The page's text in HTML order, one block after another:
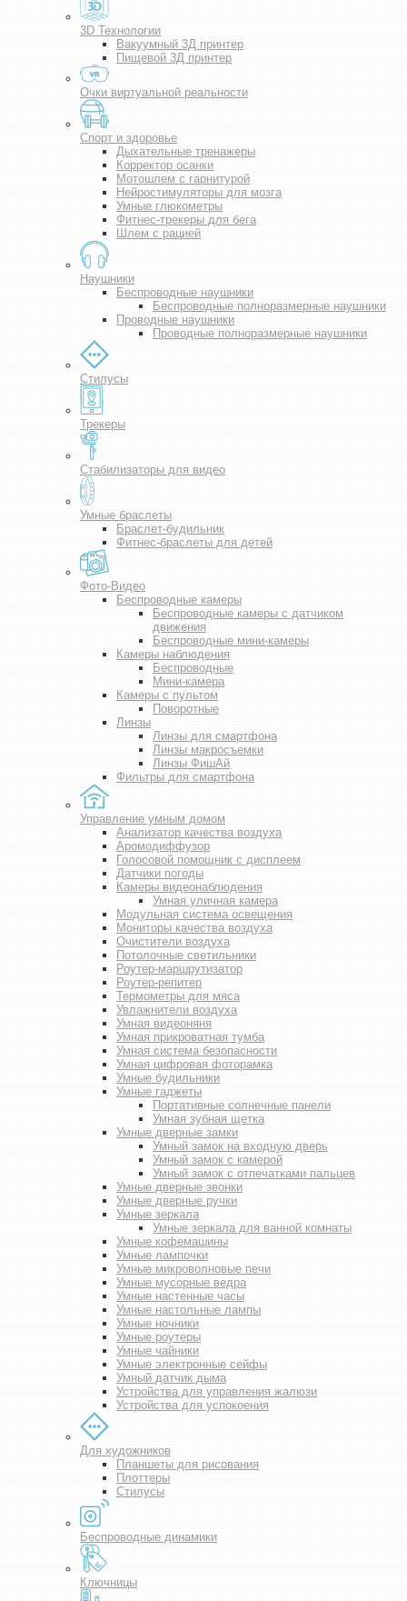
3D Технологии
Вакуумный 3Д принтер
Пищевой 3Д принтер
Очки виртуальной реальности
Спорт и здоровье
Дыхательные тренажеры
Корректор осанки
Мотошлем с гарнитурой
Нейростимуляторы для мозга
Умные глюкометры
Фитнес-трекеры для бега
Шлем с рацией
Наушники
Беспроводные наушники
Беспроводные полноразмерные наушники
Проводные наушники
Проводные полноразмерные наушники
Стилусы
Трекеры
Стабилизаторы для видео
Умные браслеты
Браслет-будильник
Фитнес-браслеты для детей
Фото-Видео
Беспроводные камеры
Беспроводные камеры с датчиком
движения
Беспроводные мини-камеры
Камеры наблюдения
Беспроводные
Мини-камера
Камеры с пультом
Поворотные
Линзы
Линзы для смартфона
Линзы макросъемки
Линзы ФишАй
Фильтры для смартфона
Управление умным домом
Анализатор качества воздуха
Аромодиффузор
Голосовой помощник с дисплеем
Датчики погоды
Камеры видеонаблюдения
Умная уличная камера
Модульная система освещения
Мониторы качества воздуха
Очистители воздуха
Потолочные светильники
Роутер-маршрутизатор
Роутер-репитер
Термометры для мяса
Увлажнители воздуха
Умная видеоняня
Умная прикроватная тумба
Умная система безопасности
Умная цифровая фоторамка
Умные будильники
Умные гаджеты
Портативные солнечные панели
Умная зубная щетка
Умные дверные замки
Умный замок на входную дверь
Умный замок с камерой
Умный замок с отпечатками пальцев
Умные дверные звонки
Умные дверные ручки
Умные зеркала
Умные зеркала для ванной комнаты
Умные кофемашины
Умные лампочки
Умные микроволновые печи
Умные мусорные ведра
Умные настенные часы
Умные настольные лампы
Умные ночники
Умные роутеры
Умные чайники
Умные электронные сейфы
Умный датчик дыма
Устройства для управления жалюзи
Устройства для успокоения
Для художников
Планшеты для рисования
Плоттеры
Стилусы
Беспроводные динамики
Ключницы